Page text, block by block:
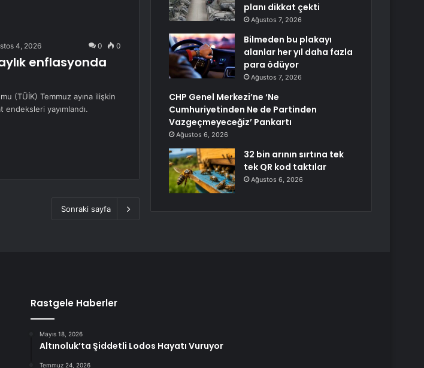
4, 2026 0 0
enflasyonda
(TÜİK) Temmuz ayına ilişkin
yayımlandı.
Sonraki sayfa
planı dikkat çekti
Ağustos 7, 2026
Bilmeden bu plakayı
alanlar her yıl daha fazla
para ödüyor
Ağustos 7, 2026
CHP Genel Merkezi’ne ‘Ne
Cumhuriyetinden Ne de Partinden
Vazgeçmeyeceğiz’ Pankartı
Ağustos 6, 2026
32 bin arının sırtına tek
tek QR kod taktılar
Ağustos 6, 2026
Rastgele Haberler
Mayıs 18, 2026
Altınoluk’ta Şiddetli Lodos Hayatı Vuruyor
Temmuz 24, 2026